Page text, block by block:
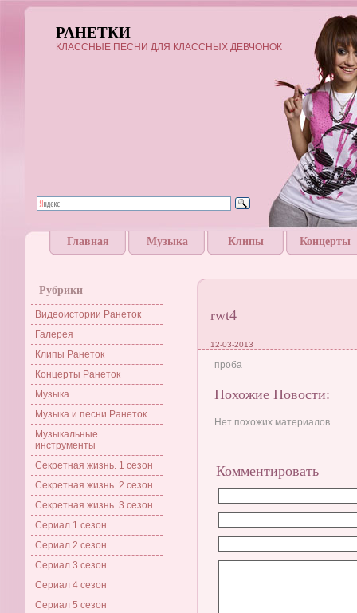
РАНЕТКИ
КЛАССНЫЕ ПЕСНИ ДЛЯ КЛАССНЫХ ДЕВЧОНОК
Главная Музыка Клипы Концерты
Рубрики
Видеоистории Ранеток
Галерея
Клипы Ранеток
Концерты Ранеток
Музыка
Музыка и песни Ранеток
Музыкальные
инструменты
Секретная жизнь. 1 сезон
Секретная жизнь. 2 сезон
Секретная жизнь. 3 сезон
Сериал 1 сезон
Сериал 2 сезон
Сериал 3 сезон
Сериал 4 сезон
Сериал 5 сезон
rwt4
12-03-2013
проба
Похожие Новости:
Нет похожих материалов...
Комментировать